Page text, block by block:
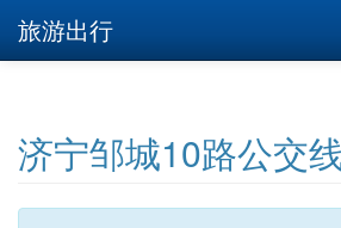
旅游出行
济宁邹城10路公交